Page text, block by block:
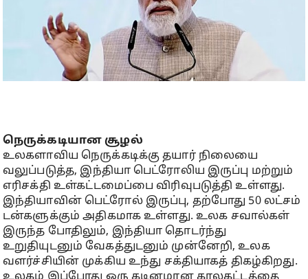
நெருக்கடியான சூழல்
உலகளாவிய நெருக்கடிக்கு தயார் நிலையை
வலுப்படுத்த, இந்தியா பெட்ரோலிய இருப்பு மற்றும்
எரிசக்தி உள்கட்டமைப்பை விரிவுபடுத்தி உள்ளது.
இந்தியாவின் பெட்ரோல் இருப்பு, தற்போது 50 லட்சம்
டன்களுக்கும் அதிகமாக உள்ளது. உலக சவால்கள்
இருந்த போதிலும், இந்தியா தொடர்ந்து
உறுதியுடனும் வேகத்துடனும் முன்னேறி, உலக
வளர்ச்சியின் முக்கிய உந்து சக்தியாகத் திகழ்கிறது.